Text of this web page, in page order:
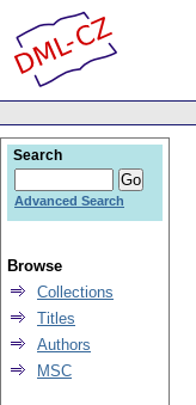
Search
Advanced Search
Browse
Collections
Titles
Authors
MSC